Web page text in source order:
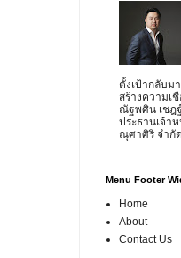
ตั้งเป้ากลับม
สร้างความเ
ณัฐพศิน เชฎ
ประธานเจ้า
ณุศาศิริ จำกัด
Menu Footer
Home
About
Contact Us